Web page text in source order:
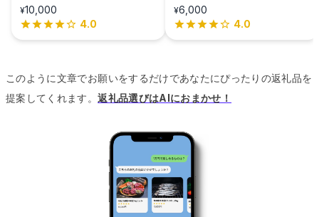
¥10,000
4.0
¥6,000
4.0
このように文章でお願いをするだけであなたにぴったりの返礼品を
提案してくれます。返礼品選びはAIにおまかせ！